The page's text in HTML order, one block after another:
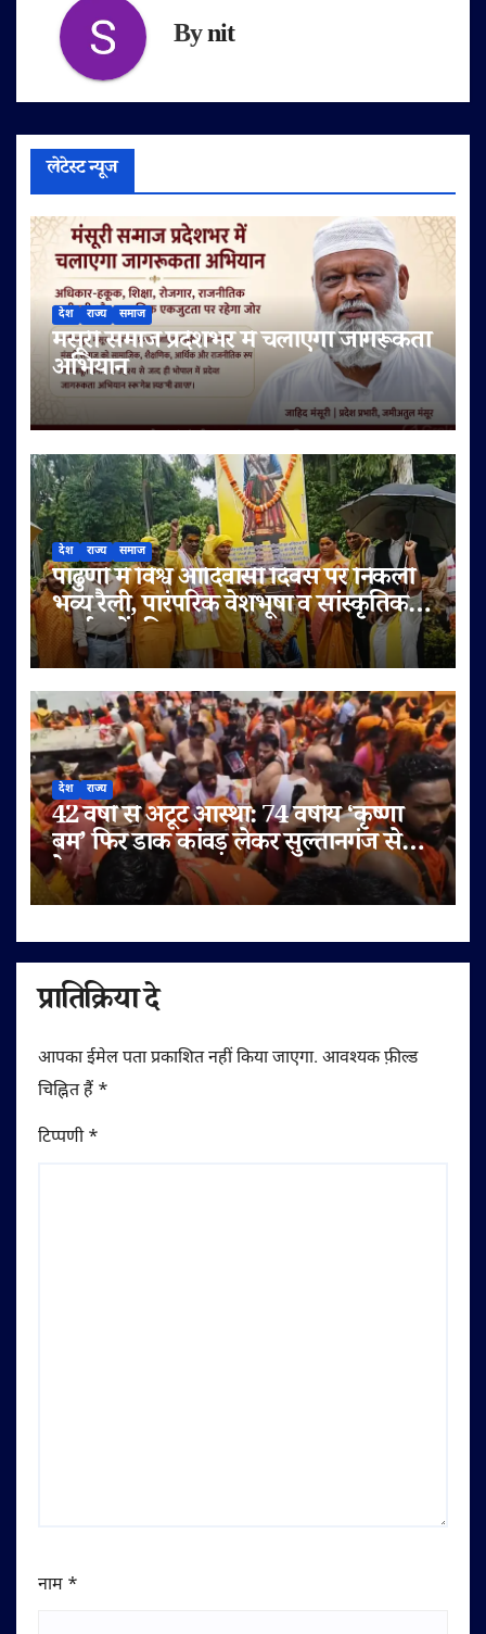
Bynit
लेटेस्ट न्यूज
देश राज्य समाज
मंसूरी समाज प्रदेशभर में चलाएगा जागरूकता
अभियान
देश राज्य समाज
पांढुर्णा में विश्व आदिवासी दिवस पर निकली
भव्य रैली, पारंपरिक वेशभूषा व सांस्कृतिक
कार्यक्रमों की धूम
देश राज्य
42 वर्षों से अटूट आस्था: 74 वर्षीय ‘कृष्णा
बम’ फिर डाक कांवड़ लेकर सुल्तानगंज से
देवघर रवाना
प्रातिक्रिया दे
आपका ईमेल पता प्रकाशित नहीं किया जाएगा. आवश्यक फ़ील्ड
चिह्नित हैं *
टिप्पणी*
नाम *